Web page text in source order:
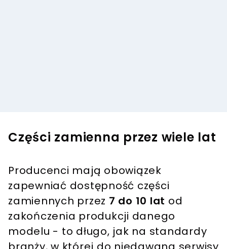
Części zamienna przez wiele lat
Producenci mają obowiązek
zapewniać dostępność części
zamiennych przez 7 do 10 lat od
zakończenia produkcji danego
modelu - to długo, jak na standardy